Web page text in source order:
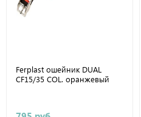
Ferplast ошейник DUAL
CF15/35 COL. оранжевый